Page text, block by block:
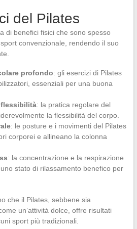
del Pilates
di benefici fisici che sono spesso
convenzionale, rendendo il suo
profondo: gli esercizi di Pilates
essenziali per una buona
: la pratica regolare del
la flessibilità del corpo.
: le posture e i movimenti del Pilates
corporei e allineano la colonna
: la concentrazione e la respirazione
stato di rilassamento benefico per
che il Pilates, sebbene sia
un’attività dolce, offre risultati
sport più tradizionali.